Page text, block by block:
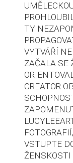
TY
VYTVÁŘÍ
ZAČALA SE
CREATOR.
VSTUPTE
ŽENSKOSTI